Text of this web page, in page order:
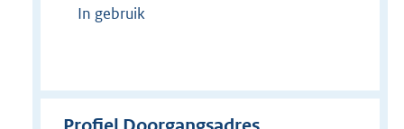
In gebruik